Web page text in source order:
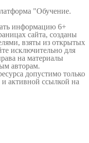
"Обучение.
информацию 6+
сайта, созданы
взяты из открытых
исключительно для
на материалы
авторам.
допустимо только
активной ссылкой на